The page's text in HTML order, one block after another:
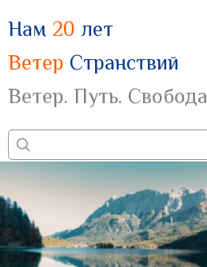
Нам 20 лет
Ветер Странствий
Ветер. Путь. Свобода